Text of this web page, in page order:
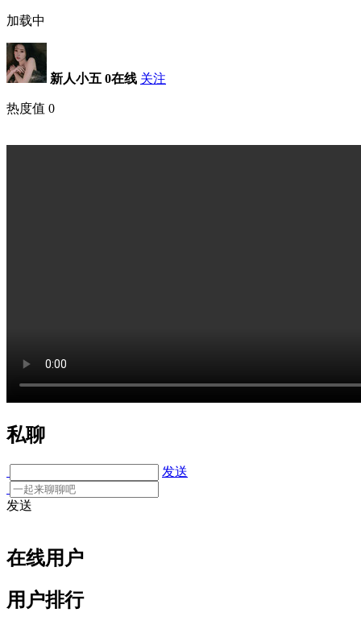
加载中
新人小五 0在线 关注
热度值 0
私聊
发送
发送
在线用户
用户排行